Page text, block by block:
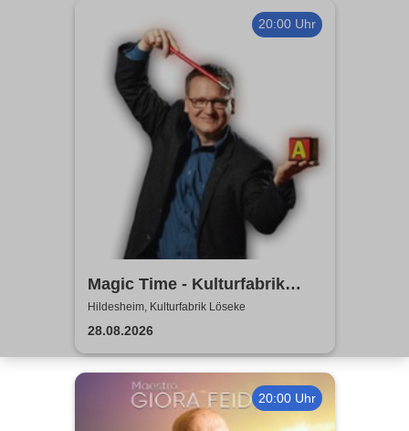
20:00 Uhr
Magic Time - Kulturfabrik
Löseke
Hildesheim, Kulturfabrik Löseke
28.08.2026
20:00 Uhr